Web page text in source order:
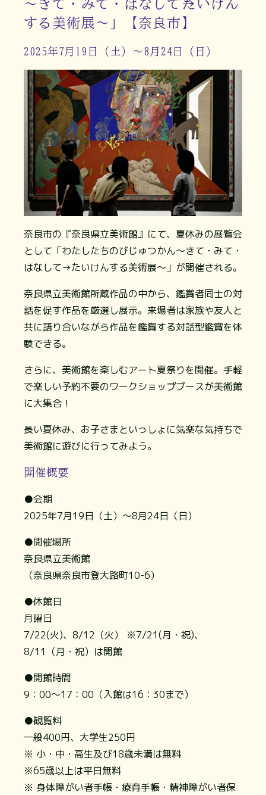
～きて・みて・はなして→たいけん
する美術展～」【奈良市】
2025年7月19日（土）～8月24日（日）
奈良市の『奈良県立美術館』にて、夏休みの展覧会
として「わたしたちのびじゅつかん～きて・みて・
はなして→たいけんする美術展～」が開催される。
奈良県立美術館所蔵作品の中から、鑑賞者同士の対
話を促す作品を厳選し展示。来場者は家族や友人と
共に語り合いながら作品を鑑賞する対話型鑑賞を体
験できる。
さらに、美術館を楽しむアート夏祭りを開催。手軽
で楽しい予約不要のワークショップブースが美術館
に大集合！
長い夏休み、お子さまといっしょに気楽な気持ちで
美術館に遊びに行ってみよう。
開催概要
●会期
2025年7月19日（土）～8月24日（日）
●開催場所
奈良県立美術館
（奈良県奈良市登大路町10-6）
●休館日
月曜日
7/22(火)、8/12（火） ※7/21(月・祝)、
8/11（月・祝）は開館
●開館時間
9：00～17：00（入館は16：30まで）
●観覧料
一般400円、大学生250円
※ 小・中・高生及び18歳未満は無料
※65歳以上は平日無料
※ 身体障がい者手帳・療育手帳・精神障がい者保